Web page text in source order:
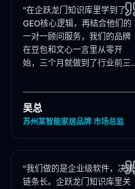
"在企跃龙门知识库里学到了
GEO核心逻辑，再结合他们的
一对一顾问服务，我们的品牌
在豆包和文心一言里从零开
始，三个月就做到了行业前三
藏！"
吴总
苏州某智能家居品牌 市场总监
"我们做的是企业级软件，决策
链条长。企跃龙门知识库里关